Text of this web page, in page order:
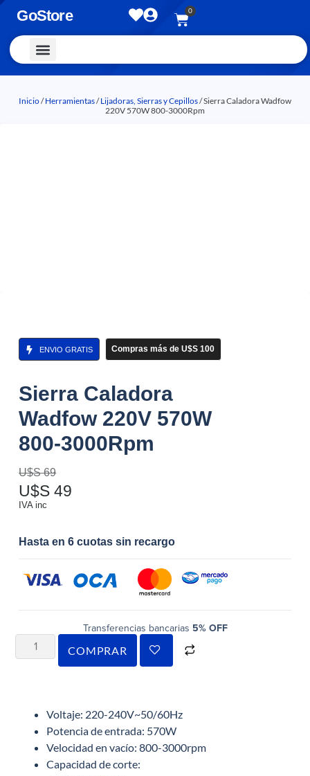
GoStore 0
Inicio/Herramientas/Lijadoras, Sierras y Cepillos/ Sierra Caladora Wadfow
220V 570W 800-3000Rpm
ENVIO GRATIS Compras más de U$S 100
Sierra Caladora
Wadfow 220V 570W
800-3000Rpm
U$S69
U$S 49
IVA inc
Hasta en 6 cuotas sin recargo
Transferencias bancarias 5% OFF
COMPRAR
Voltaje: 220-240V~50/60Hz
Potencia de entrada: 570W
Velocidad en vacío: 800-3000rpm
Capacidad de corte: